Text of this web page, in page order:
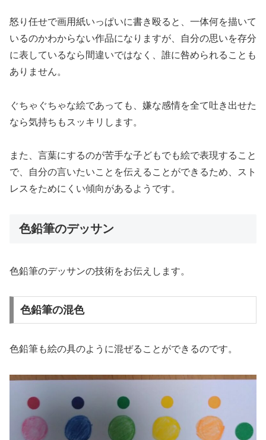
怒り任せで画用紙いっぱいに書き殴ると、一体何を描いて
いるのかわからない作品になりますが、自分の思いを存分
に表しているなら間違いではなく、誰に咎められることも
ありません。
ぐちゃぐちゃな絵であっても、嫌な感情を全て吐き出せた
なら気持ちもスッキリします。
また、言葉にするのが苦手な子どもでも絵で表現すること
で、自分の言いたいことを伝えることができるため、スト
レスをためにくい傾向があるようです。
色鉛筆のデッサン
色鉛筆のデッサンの技術をお伝えします。
色鉛筆の混色
色鉛筆も絵の具のように混ぜることができるのです。